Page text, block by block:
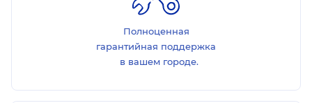
Полноценная
гарантийная поддержка
в вашем городе.